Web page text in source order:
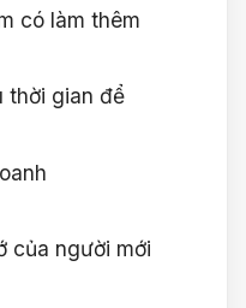
có làm thêm
thời gian để
của người mới